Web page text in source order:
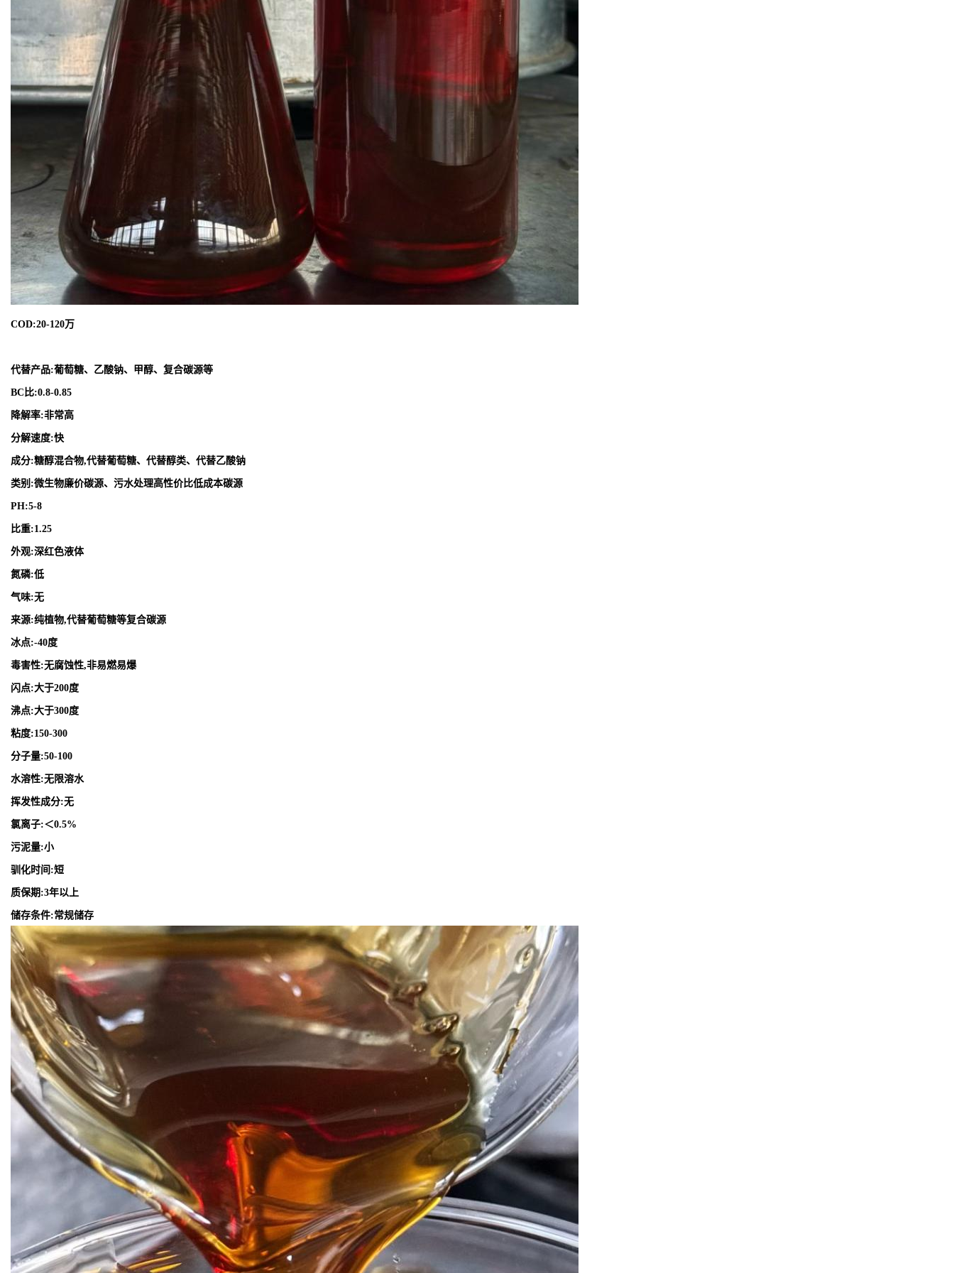
COD:20-120万
代替产品:葡萄糖、乙酸钠、甲醇、复合碳源等
BC比:0.8-0.85
降解率:非常高
分解速度:快
成分:糖醇混合物,代替葡萄糖、代替醇类、代替乙酸钠
类别:微生物廉价碳源、污水处理高性价比低成本碳源
PH:5-8
比重:1.25
外观:深红色液体
氮磷:低
气味:无
来源:纯植物,代替葡萄糖等复合碳源
冰点:-40度
毒害性:无腐蚀性,非易燃易爆
闪点:大于200度
沸点:大于300度
粘度:150-300
分子量:50-100
水溶性:无限溶水
挥发性成分:无
氯离子:＜0.5%
污泥量:小
驯化时间:短
质保期:3年以上
储存条件:常规储存